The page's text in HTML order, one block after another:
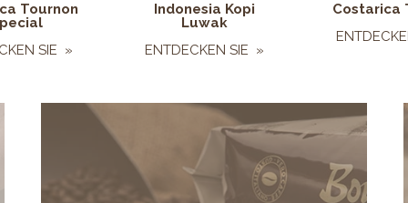
Tournon
SIE »
Indonesia Kopi
Luwak
ENTDECKEN SIE »
Costarica